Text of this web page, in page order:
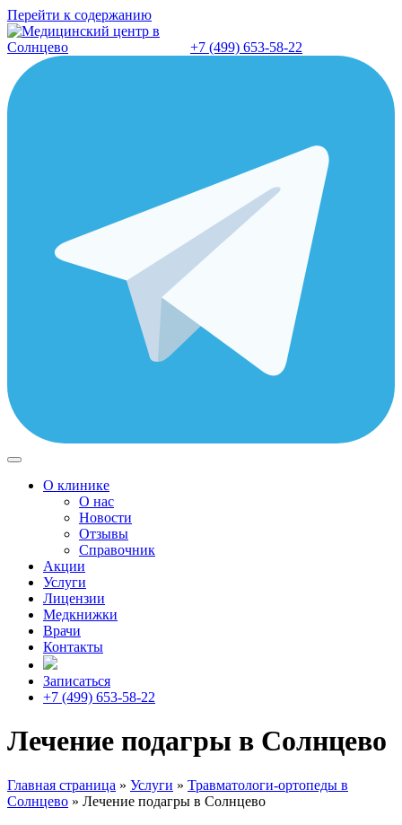
Перейти к содержанию
+7 (499) 653-58-22
О клинике
О нас
Новости
Отзывы
Справочник
Акции
Услуги
Лицензии
Медкнижки
Врачи
Контакты
Записаться
+7 (499) 653-58-22
Лечение подагры в Солнцево
Главная страница » Услуги » Травматологи-ортопеды в
Солнцево » Лечение подагры в Солнцево